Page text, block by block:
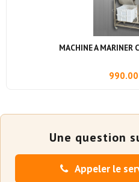
MACHINE A MARINER
Une question
Appeler le